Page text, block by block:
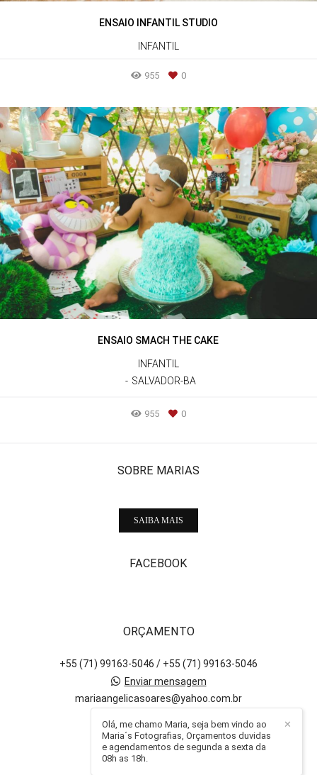
ENSAIO INFANTIL STUDIO
INFANTIL
955 0
ENSAIO SMACH THE CAKE
INFANTIL
SALVADOR-BA
955 0
SOBRE MARIAS
SAIBA MAIS
FACEBOOK
ORÇAMENTO
+55 (71) 99163-5046 / +55 (71) 99163-5046
Enviar mensagem
mariaangelicasoares@yahoo.com.br
✕
Olá, me chamo Maria, seja bem vindo ao
Maria´s Fotografias, Orçamentos duvidas
e agendamentos de segunda a sexta da
08h as 18h.